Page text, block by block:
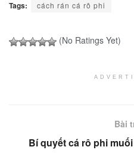
Tags: cách rán cá rô phi
(No Ratings Yet)
Bài
Bí quyết cá rô phi